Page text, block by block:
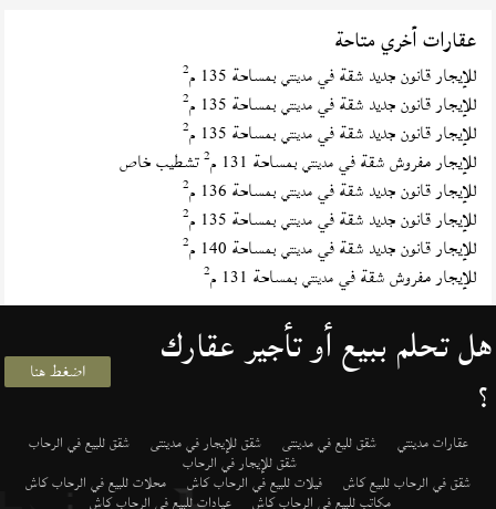
عقارات أخري متاحة
للإيجار قانون جديد شقة فيمدينتي بمساحة 135 م 2
للإيجار قانون جديد شقة فيمدينتي بمساحة 135 م 2
للإيجار قانون جديد شقة فيمدينتي بمساحة 135 م 2
للإيجار مفروش شقة فيمدينتي بمساحة 131 م 2تشطيب خاص
للإيجار قانون جديد شقة فيمدينتي بمساحة 136 م 2
للإيجار قانون جديد شقة فيمدينتي بمساحة 135 م 2
للإيجار قانون جديد شقة فيمدينتي بمساحة 140 م 2
للإيجار مفروش شقة فيمدينتي بمساحة 131 م 2
هل تحلم ببيع أو تأجير عقارك
؟ اضغط هنا
عقارات مدينتي شقق لليع في مدينتى شقق للإيجار في مدينتى شقق للبيع في الرحاب
شقق للإيجار في الرحاب
شقق في الرحاب للبيع كاش فيلات للبيع في الرحاب كاش محلات للبيع في الرحاب كاش
مكاتب للبيع في الرحاب كاش عيادات للبيع في الرحاب كاش